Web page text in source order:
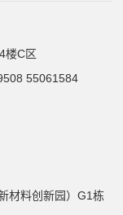
楼C区
55061584
材料创新园）G1栋